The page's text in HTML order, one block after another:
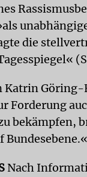
die
Göring-
Forderung
bekämpfen,
Nach